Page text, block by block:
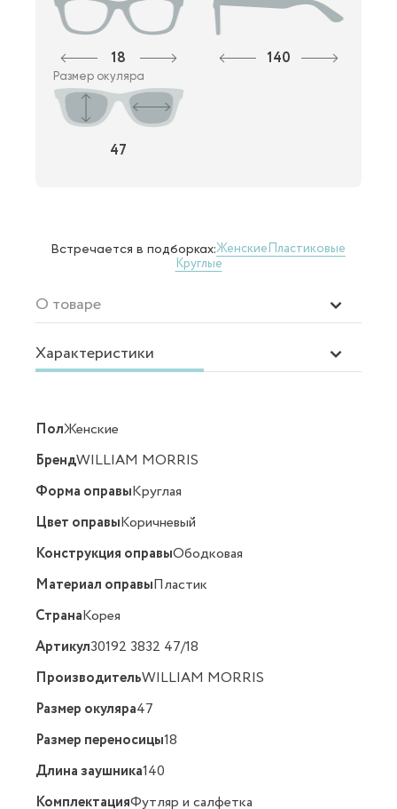
18 140
Размер окуляра
47
Встречается в подборках:ЖенскиеПластиковые
Круглые
О товаре
Характеристики
ПолЖенские
БрендWILLIAM MORRIS
Форма оправыКруглая
Цвет оправыКоричневый
Конструкция оправыОбодковая
Материал оправыПластик
СтранаКорея
Артикул30192 3832 47/18
ПроизводительWILLIAM MORRIS
Размер окуляра47
Размер переносицы18
Длина заушника140
КомплектацияФутляр и салфетка